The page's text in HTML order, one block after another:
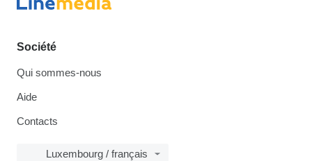
Société
Qui sommes-nous
Aide
Contacts
Luxembourg / français